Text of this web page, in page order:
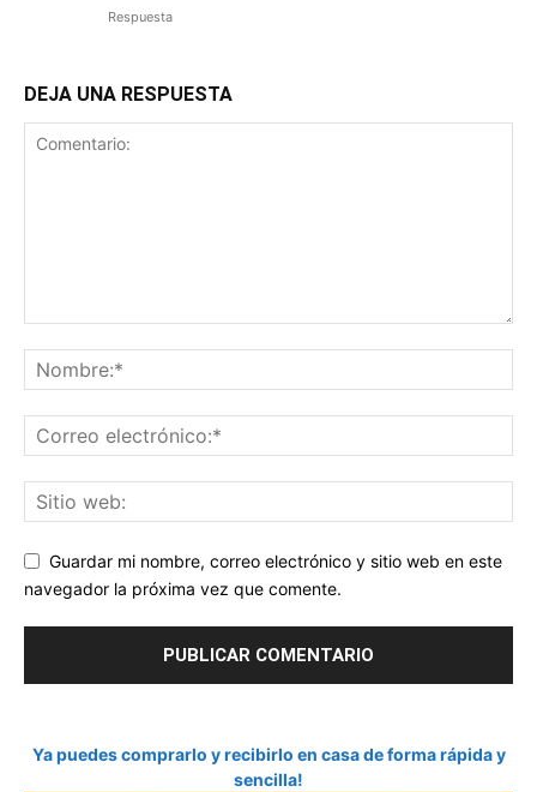
Respuesta
DEJA UNA RESPUESTA
Guardar mi nombre, correo electrónico y sitio web en este
navegador la próxima vez que comente.
Ya puedes comprarlo y recibirlo en casa de forma rápida y
sencilla!